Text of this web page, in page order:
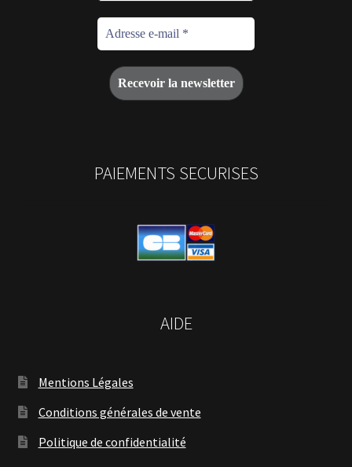
PAIEMENTS SECURISES
AIDE
Mentions Légales
Conditions générales de vente
Politique de confidentialité